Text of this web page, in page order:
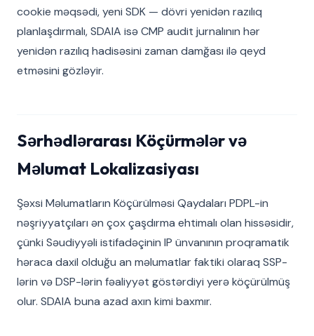
cookie məqsədi, yeni SDK — dövri yenidən razılıq
planlaşdırmalı, SDAIA isə CMP audit jurnalının hər
yenidən razılıq hadisəsini zaman damğası ilə qeyd
etməsini gözləyir.
Sərhədlərarası Köçürmələr və
Məlumat Lokalizasiyası
Şəxsi Məlumatların Köçürülməsi Qaydaları PDPL-in
nəşriyyatçıları ən çox çaşdırma ehtimalı olan hissəsidir,
çünki Səudiyyəli istifadəçinin IP ünvanının proqramatik
həraca daxil olduğu an məlumatlar faktiki olaraq SSP-
lərin və DSP-lərin fəaliyyət göstərdiyi yerə köçürülmüş
olur. SDAIA buna azad axın kimi baxmır.